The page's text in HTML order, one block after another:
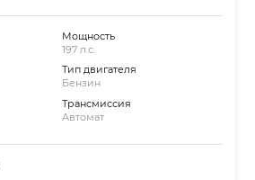
Мощность
197 л.с.
Тип двигателя
Бензин
Трансмиссия
Автомат